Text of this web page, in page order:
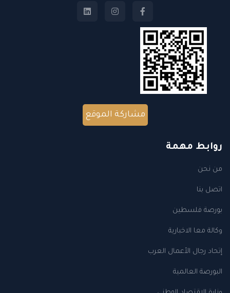
مشاركة الموقع
روابط مهمة
من نحن
اتصل بنا
بورصة فلسطين
وكالة معا الاخبارية
إتحاد رجال الأعمال العرب
البورصة العالمية